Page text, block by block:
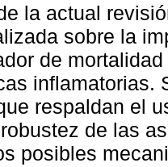
la actual
sobre la
de
inflamatorias.
respaldan el
de las
posibles